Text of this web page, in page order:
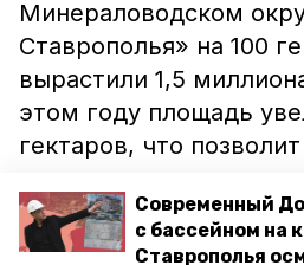
Современный
с бассейном на
Ставрополья
Минераловодском
Ставрополья» на 100
вырастили 1,5
этом году площадь
гектаров, что
пять миллионов штук
году.